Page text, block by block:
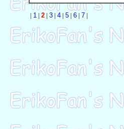
| 1| 2| 3| 4| 5| 6| 7|